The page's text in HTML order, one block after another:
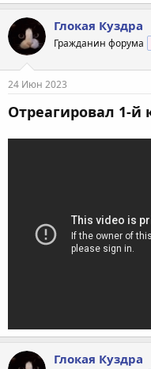
Глокая Куздра
Гражданин форума
24 Июн 2023
Отреагировал 1-й
Глокая Куздра